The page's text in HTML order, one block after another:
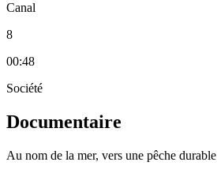
Canal
8
00:48
Société
Documentaire
Au nom de la mer, vers une pêche durable